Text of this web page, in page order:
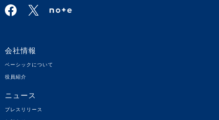
会社情報
ベーシックについて
役員紹介
ニュース
プレスリリース